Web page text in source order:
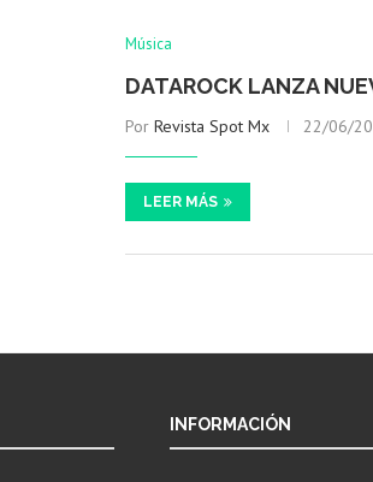
Música
DATAROCK LANZA
PorRevista Spot Mx 22/06/
LEER MÁS
INFORMACIÓN